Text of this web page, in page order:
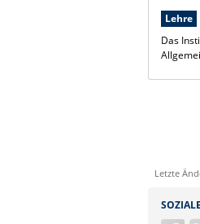
Lehre
Das
Letzte
Ihre E-